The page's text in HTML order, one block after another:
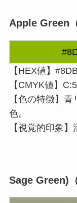
Apple Green
【HEX値】
【CMYK値】
【色の特徴】
色。
【視覚的印象
Sage Green)